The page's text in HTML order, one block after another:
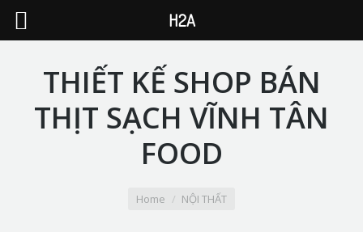
THIẾT KẾ SHOP BÁN
THỊT SẠCH VĨNH TÂN
FOOD
Home NỘI THẤT
H2A